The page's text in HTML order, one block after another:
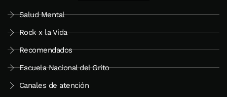
Salud Mental
Rock x la Vida
Recomendados
Escuela Nacional del Grito
Canales de atención